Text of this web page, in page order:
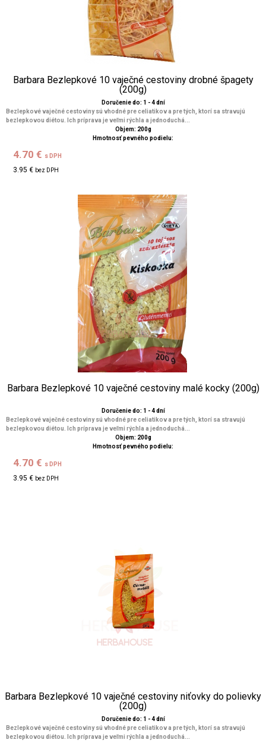
Barbara Bezlepkové 10 vaječné cestoviny drobné špagety
(200g)
Doručenie do: 1 - 4 dní
Bezlepkové vaječné cestoviny sú vhodné pre celiatikov a pre tých, ktorí sa stravujú
bezlepkovou diétou. Ich príprava je veľmi rýchla a jednoduchá...
Objem: 200g
Hmotnosť pevného podielu:
4.70 € s DPH
3.95 € bez DPH
Barbara Bezlepkové 10 vaječné cestoviny malé kocky (200g)
Doručenie do: 1 - 4 dní
Bezlepkové vaječné cestoviny sú vhodné pre celiatikov a pre tých, ktorí sa stravujú
bezlepkovou diétou. Ich príprava je veľmi rýchla a jednoduchá...
Objem: 200g
Hmotnosť pevného podielu:
4.70 € s DPH
3.95 € bez DPH
Barbara Bezlepkové 10 vaječné cestoviny niťovky do polievky
(200g)
Doručenie do: 1 - 4 dní
Bezlepkové vaječné cestoviny sú vhodné pre celiatikov a pre tých, ktorí sa stravujú
bezlepkovou diétou. Ich príprava je veľmi rýchla a jednoduchá...